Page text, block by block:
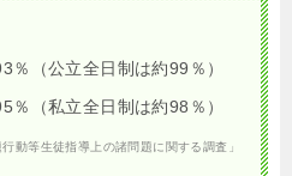
％（公立全日制は約99％）
％（私立全日制は約98％）
動等生徒指導上の諸問題に関する調査」